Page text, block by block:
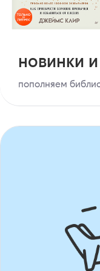
новинки
пополняем